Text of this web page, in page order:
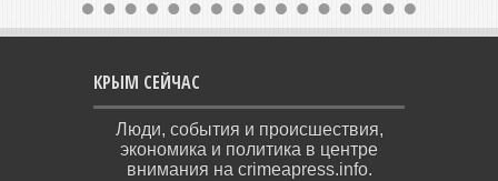
КРЫМ СЕЙЧАС
Люди, события и происшествия,
экономика и политика в центре
внимания на crimeapress.info.